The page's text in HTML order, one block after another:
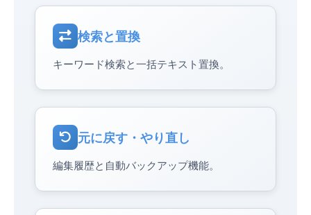
検索と置換
キーワード検索と一括テキスト置換。
元に戻す・やり直し
編集履歴と自動バックアップ機能。